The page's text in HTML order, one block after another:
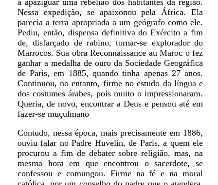
a apaziguar uma rebelião dos habitantes da região.
Nessa expedição, se apaixonou pela África. Ela
parecia a terra apropriada a um geógrafo como ele.
Pediu, então, dispensa definitiva do Exército a fim
de, disfarçado de rabino, tornar-se explorador do
Marrocos. Sua obra Reconnaissance au Maroc o fez
ganhar a medalha de ouro da Sociedade Geográfica
de Paris, em 1885, quando tinha apenas 27 anos.
Continuou, no entanto, firme no estudo da língua e
dos costumes árabes, pois muito o impressionaram.
Queria, de novo, encontrar a Deus e pensou até em
fazer-se muçulmano
Contudo, nessa época, mais precisamente em 1886,
ouviu falar no Padre Huvelin, de Paris, a quem ele
procurou a fim de debater sobre religião, mas, na
mesma hora em que encontrou o sacerdote, se
confessou e comungou. Firme na fé e na moral